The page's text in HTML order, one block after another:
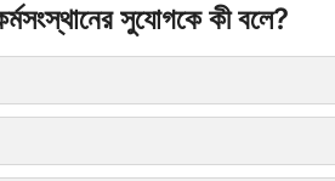
সুযোগকে কী বলে?